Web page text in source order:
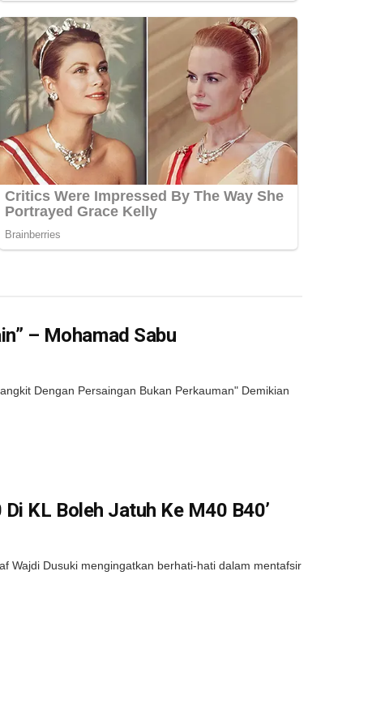
– Mohamad Sabu
Dengan Persaingan Bukan Perkauman" Demikian
KL Boleh Jatuh Ke M40 B40’
Wajdi Dusuki mengingatkan berhati-hati dalam mentafsir